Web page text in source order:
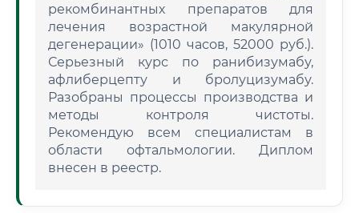
рекомбинантных препаратов для
лечения возрастной макулярной
дегенерации» (1010 часов, 52000 руб.).
Серьезный курс по ранибизумабу,
афлиберцепту и бролуцизумабу.
Разобраны процессы производства и
методы контроля чистоты.
Рекомендую всем специалистам в
области офтальмологии. Диплом
внесен в реестр.